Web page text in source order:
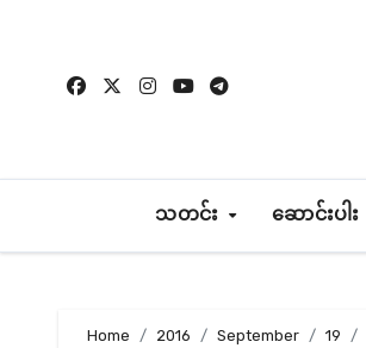
content
သတင်း ဆောင်းပါး
Home 2016 September 19